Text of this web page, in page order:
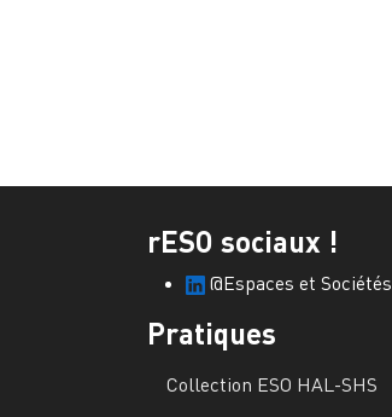
rESO sociaux !
@Espaces et Sociétés
Pratiques
Collection ESO HAL-SHS